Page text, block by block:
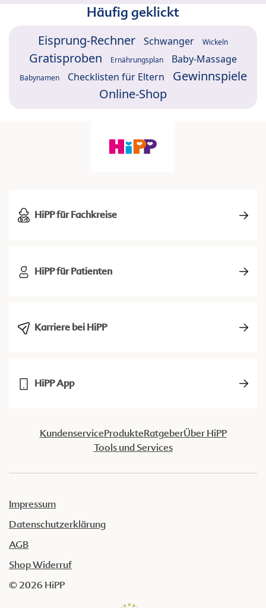
Häufig geklickt
Eisprung-Rechner Schwanger Wickeln
Gratisproben Ernährungsplan Baby-Massage
Babynamen Checklisten für Eltern
Gewinnspiele
Online-Shop
HiPP für Fachkreise
HiPP für Patienten
Karriere bei HiPP
HiPP App
KundenserviceProdukteRatgeberÜber HiPP
Tools und Services
Impressum
Datenschutzerklärung
AGB
Shop Widerruf
© 2026 HiPP